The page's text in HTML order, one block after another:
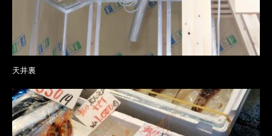
天井裏